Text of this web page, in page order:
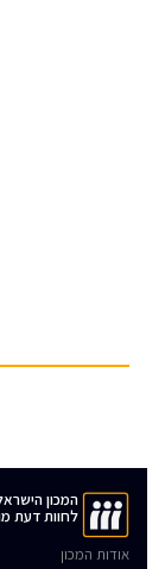
המכון
לחוות דעת
אודות המכון